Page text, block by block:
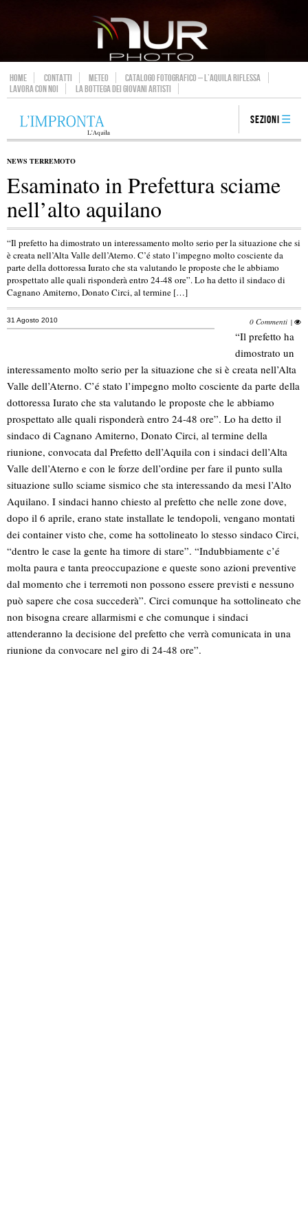
HOME CONTATTI METEO
CATALOGO FOTOGRAFICO – L’AQUILA RIFLESSA
LAVORA CON NOI
LA BOTTEGA DEI GIOVANI ARTISTI
Sezioni
NEWS TERREMOTO
Esaminato in Prefettura sciame
nell’alto aquilano
“Il prefetto ha dimostrato un interessamento molto serio per la situazione che si
è creata nell’Alta Valle dell’Aterno. C’é stato l’impegno molto cosciente da
parte della dottoressa Iurato che sta valutando le proposte che le abbiamo
prospettato alle quali risponderà entro 24-48 ore”. Lo ha detto il sindaco di
Cagnano Amiterno, Donato Circi, al termine […]
31 Agosto 2010 0 Commenti |
“Il prefetto ha
dimostrato un
interessamento molto serio per la situazione che si è creata nell’Alta
Valle dell’Aterno. C’é stato l’impegno molto cosciente da parte della
dottoressa Iurato che sta valutando le proposte che le abbiamo
prospettato alle quali risponderà entro 24-48 ore”. Lo ha detto il
sindaco di Cagnano Amiterno, Donato Circi, al termine della
riunione, convocata dal Prefetto dell’Aquila con i sindaci dell’Alta
Valle dell’Aterno e con le forze dell’ordine per fare il punto sulla
situazione sullo sciame sismico che sta interessando da mesi l’Alto
Aquilano. I sindaci hanno chiesto al prefetto che nelle zone dove,
dopo il 6 aprile, erano state installate le tendopoli, vengano montati
dei container visto che, come ha sottolineato lo stesso sindaco Circi,
“dentro le case la gente ha timore di stare”. “Indubbiamente c’é
molta paura e tanta preoccupazione e queste sono azioni preventive
dal momento che i terremoti non possono essere previsti e nessuno
può sapere che cosa succederà”. Circi comunque ha sottolineato che
non bisogna creare allarmismi e che comunque i sindaci
attenderanno la decisione del prefetto che verrà comunicata in una
riunione da convocare nel giro di 24-48 ore”.